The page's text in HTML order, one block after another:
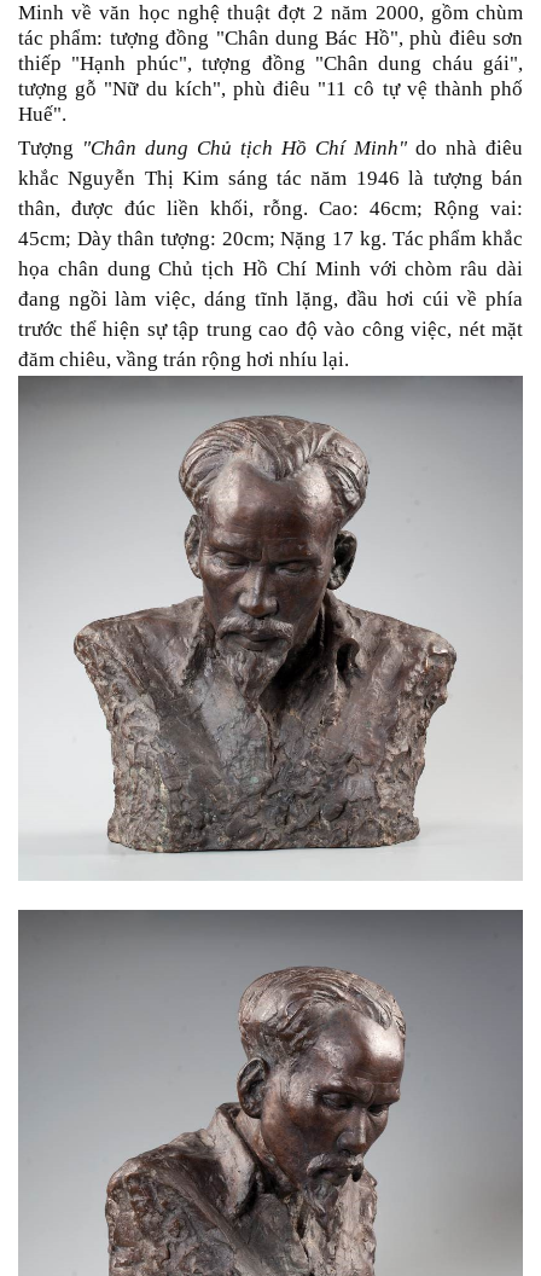
Minh về văn học nghệ thuật đợt 2 năm 2000, gồm chùm
tác phẩm: tượng đồng "Chân dung Bác Hồ", phù điêu sơn
thiếp "Hạnh phúc", tượng đồng "Chân dung cháu gái",
tượng gỗ "Nữ du kích", phù điêu "11 cô tự vệ thành phố
Huế".
Tượng "Chân dung Chủ tịch Hồ Chí Minh" do nhà điêu
khắc Nguyễn Thị Kim sáng tác năm 1946 là tượng bán
thân, được đúc liền khối, rỗng. Cao: 46cm; Rộng vai:
45cm; Dày thân tượng: 20cm; Nặng 17 kg. Tác phẩm khắc
họa chân dung Chủ tịch Hồ Chí Minh với chòm râu dài
đang ngồi làm việc, dáng tĩnh lặng, đầu hơi cúi về phía
trước thể hiện sự tập trung cao độ vào công việc, nét mặt
đăm chiêu, vầng trán rộng hơi nhíu lại.